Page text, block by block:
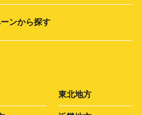
ンから探す
東北地方